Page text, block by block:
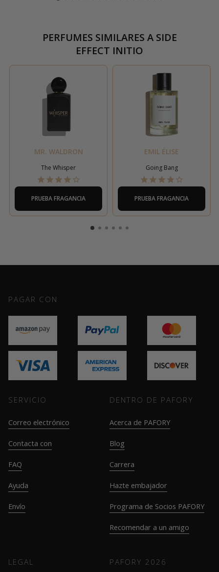
PERFUMES SIMILARES ASIDE
EFFECT INITIO
MR. WALDRON
The Whisper
PRUEBA FRAGANCIA
EMIL ÉLISE
Going Bang
PRUEBA FRAGANCIA
PAGAR CON
SERVICIO
Correo electrónico
Contacta con
FAQ
Ayuda
Envío
DENTRO DE PAFORY
Acerca de PAFORY
Blog
Carrera
Hazte embajador
Programa de Socios PAFORY
Recomendar a un amigo
LEGAL PAFORY 2026